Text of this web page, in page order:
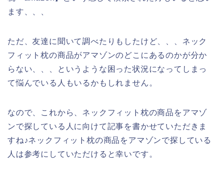
ます、、、
ただ、友達に聞いて調べたりもしたけど、、、ネック
フィット枕の商品がアマゾンのどこにあるのかが分か
らない、、、というような困った状況になってしまっ
て悩んでいる人もいるかもしれません。
なので、これから、ネックフィット枕の商品をアマゾ
ンで探している人に向けて記事を書かせていただきま
すね♪ネックフィット枕の商品をアマゾンで探している
人は参考にしていただけると幸いです。